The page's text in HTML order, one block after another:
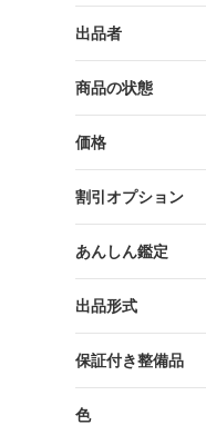
出品者
商品の状態
価格
割引オプション
あんしん鑑定
出品形式
保証付き整備品
色